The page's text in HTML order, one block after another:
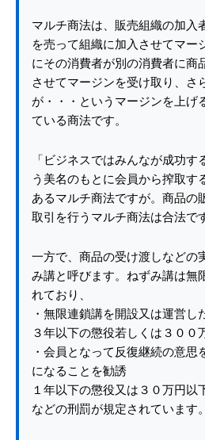
マルチ商法は、販売組織の加入
を売って組織に加入させてマー
にその消費者が別の消費者に商
させてマージンを受け取り、さ
が・・・というマージンを上げ
ている商法です。
「ビジネスではみんなが成功
う美名のもとに会員から搾取す
あるマルチ商法ですが。商品の
取引を行うマルチ商法は合法で
一方で、商品の受け渡しなどの
み講と呼びます。ねずみ講は無
れており、
・無限連鎖講を開設又は運営し
３年以下の懲役若しくは３００
・会員となって反復継続の意思
になることを勧誘
１年以下の懲役又は３０万円以
などの刑罰が規定されています。